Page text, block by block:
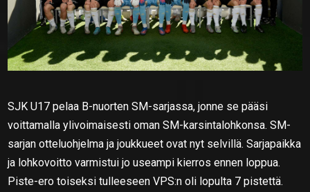
SJK U17 pelaa B-nuorten SM-sarjassa, jonne se pääsi
voittamalla ylivoimaisesti oman SM-karsintalohkonsa. SM-
sarjan otteluohjelma ja joukkueet ovat nyt selvillä. Sarjapaikka
ja lohkovoitto varmistui jo useampi kierros ennen loppua.
Piste-ero toiseksi tulleeseen VPS:n oli lopulta 7 pistettä.